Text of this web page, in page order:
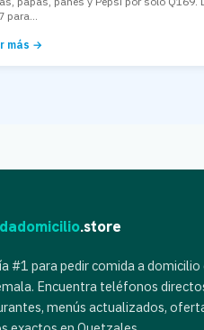
para...
más →
.store
#1 para pedir comida a domicilio
Encuentra teléfonos
menús actualizados,